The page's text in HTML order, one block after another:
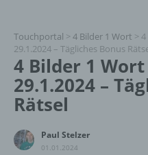
Touchportal > 4 Bilder 1 Wort >
29.1.2024 – Tägliches Bonus
4 Bilder 1
29.1.2024 –
Rätsel
Paul Stelzer
01.01.2024